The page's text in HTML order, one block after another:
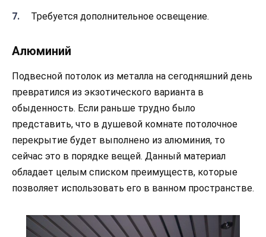
Требуется дополнительное освещение.
Алюминий
Подвесной потолок из металла на сегодняшний день
превратился из экзотического варианта в
обыденность. Если раньше трудно было
представить, что в душевой комнате потолочное
перекрытие будет выполнено из алюминия, то
сейчас это в порядке вещей. Данный материал
обладает целым списком преимуществ, которые
позволяет использовать его в ванном пространстве.